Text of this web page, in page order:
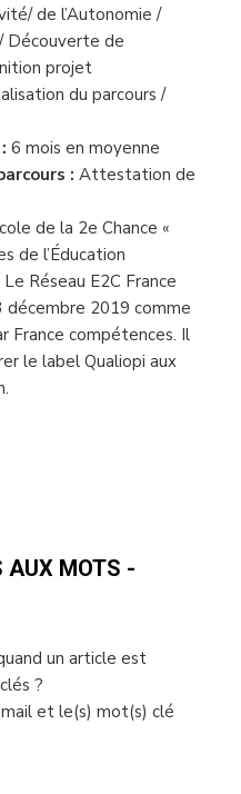
de l’Autonomie /
Découverte de
projet
du parcours /
6 mois en moyenne
: Attestation de
de la 2e Chance «
de l’Éducation
Réseau E2C France
décembre 2019 comme
France compétences. Il
le label Qualiopi aux
AUX MOTS -
un article est
?
et le(s) mot(s) clé